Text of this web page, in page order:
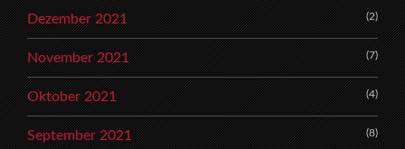
Dezember 2021 (2)
November 2021 (7)
Oktober 2021 (4)
September 2021 (8)